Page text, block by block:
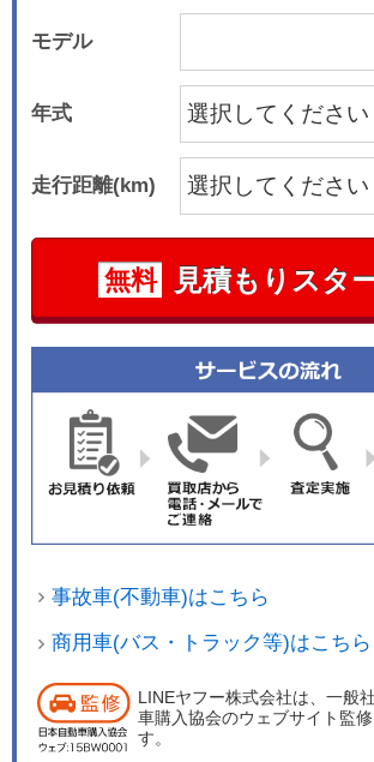
モデル
年式
走行距離(km)
無料 見積もりスタ
事故車(不動車)はこちら
商用車(バス・トラック等)はこちら
LINEヤフー株式会社は、一般
車購入協会のウェブサイト監
す。